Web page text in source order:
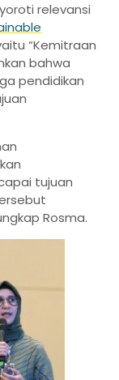
relevansi
“Kemitraan
bahwa
pendidikan
tujuan
Rosma.